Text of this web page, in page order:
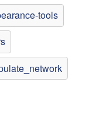
tools